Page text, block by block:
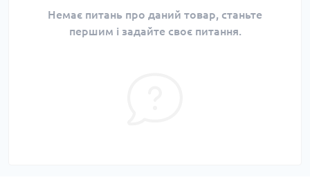
Немає питань про даний товар, станьте
першим і задайте своє питання.